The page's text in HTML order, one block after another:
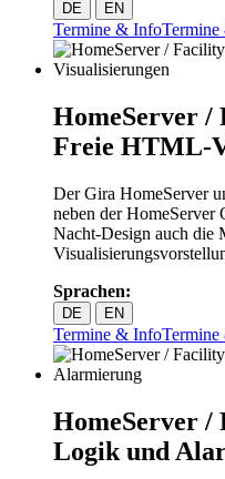
DE EN
Termine & Info
HomeServer /
Freie HTML-
Der Gira HomeServer
neben der HomeServer
Nacht-Design auch die
Sprachen:
DE EN
Termine & Info
HomeServer /
Logik und